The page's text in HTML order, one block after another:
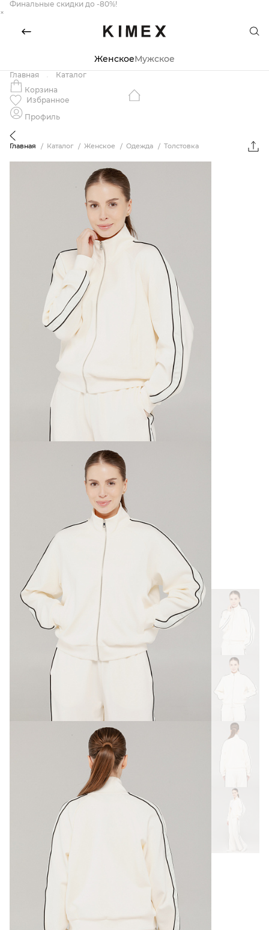
Финальные скидки до -80%!
×
ЖенскоеМужское
Главная
Каталог
Корзина
Избранное
Профиль
Главная Каталог Женское Одежда Толстовка